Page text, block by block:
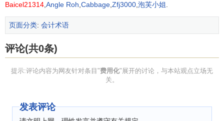
Baicel21314 Angle Roh Cabbage Zfj3000 泡芙小姐
页面分类: 会计术语
评论(共0条)
提示:评论内容为网友针对条目"费用化"展开的讨论，与本站观点立场无
关。
发表评论